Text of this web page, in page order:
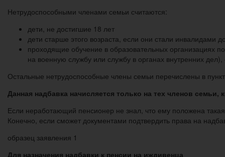
Нетрудоспособными членами семьи считаются:
дети, не достигшие 18 лет
дети старше этого возраста, если они стали инвалидами
проходящие обучение в образовательных организациях
на военную службу или службу в органах внутренних
Остальные нетрудоспособные члены семьи перечислены в
Данная надбавка начисляется только на тех членов
Если неработающий пенсионер не знал, что ему положена
Конечно, если сможет документами подтвердить права на
образец заявления 1
Для назначения надбавки к пенсии на иждивенца